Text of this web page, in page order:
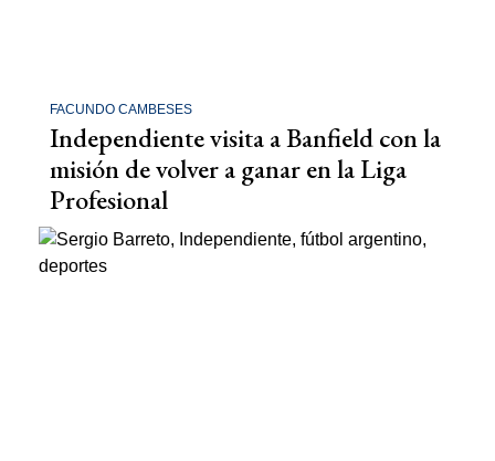
FACUNDO CAMBESES
Independiente visita a Banfield con la
misión de volver a ganar en la Liga
Profesional